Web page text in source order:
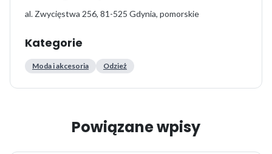
al. Zwycięstwa 256, 81-525 Gdynia, pomorskie
Kategorie
Moda i akcesoria Odzież
Powiązane wpisy